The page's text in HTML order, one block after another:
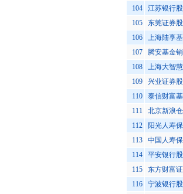
104
江苏银行
105
东莞证券
106
上海陆享
107
腾安基金
108
上海大智
109
兴业证券
110
泰信财富
111
北京新浪
112
阳光人寿
113
中国人寿
114
平安银行
115
东方财富
116
宁波银行